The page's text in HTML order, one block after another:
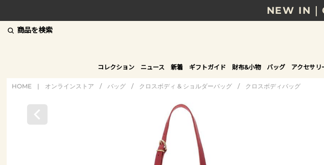
NEW IN
商品を検索
コレクション ニュース 新着 ギフトガイド 財布&小物 バッグ アクセサリ
HOME | オンラインストア / バッグ / クロスボディ & ショルダーバッグ / クロスボディバッグ